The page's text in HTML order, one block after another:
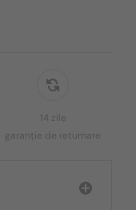
14 zile
garanție de returnare